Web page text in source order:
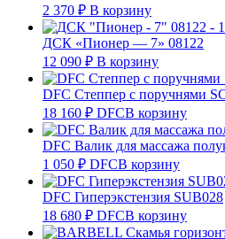
2 370 ₽ В корзину
ДСК «Пионер — 7» 08122
12 090 ₽ В корзину
DFC Степпер с поручнями
18 160 ₽ DFCВ корзину
DFC Валик для массажа
1 050 ₽ DFCВ корзину
DFC Гиперэкстензия SUB028
18 680 ₽ DFCВ корзину